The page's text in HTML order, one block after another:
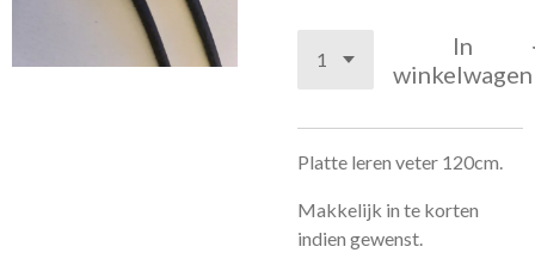
In
winkelwagen
Platte leren veter 120cm.
Makkelijk in te korten
indien gewenst.